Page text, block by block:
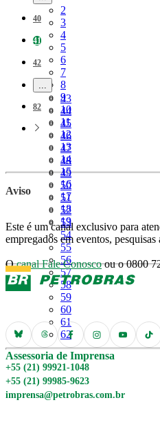
Páginas intermediárias Usar
Página
2
Página
3
Página
4
Página
5
Página
6
Página
7
Página
8
Página
9
Página
10
Página
11
Página
12
Página
13
Página
14
Página
15
Página
16
Página
17
Página
18
Página
19
Página
40
Página
41
Página
42
Páginas intermediárias Usar
Página
43
Página
44
Página
45
Página
46
Página
47
Página
48
Página
49
Página
50
Página
51
Página
52
Página
53
Página
54
Página
55
Página
56
Página
57
Página
58
Página
59
Página
60
Página
61
Página
62
Página
82
Aviso
Este é um canal exclusivo para
empregados em eventos,
Ocanal Fale Conoscoou o 0800
Assessoria de Imprensa
+55 (21) 99921-1048
+55 (21) 99985-9623
imprensa@petrobras.com.br